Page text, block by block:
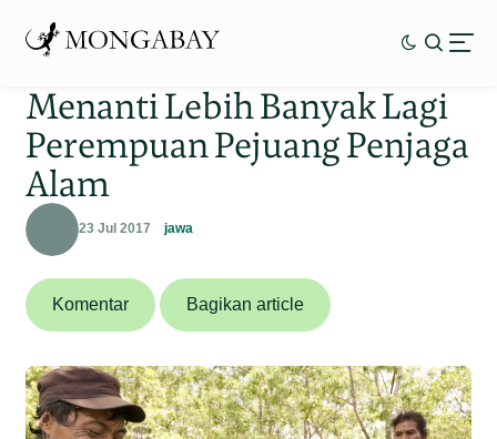
Menanti Lebih Banyak Lagi
Perempuan Pejuang Penjaga
Alam
23 Jul 2017 jawa
Komentar Bagikan article